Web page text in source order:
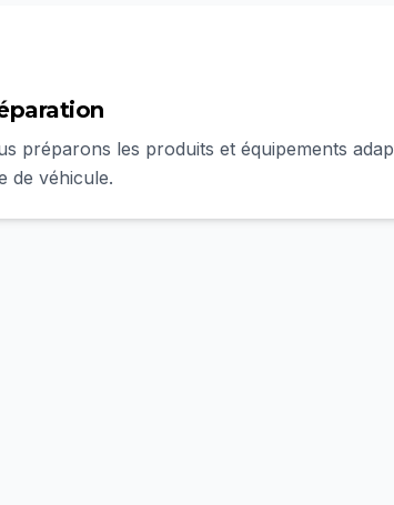
préparons les produits et équipements
de véhicule.